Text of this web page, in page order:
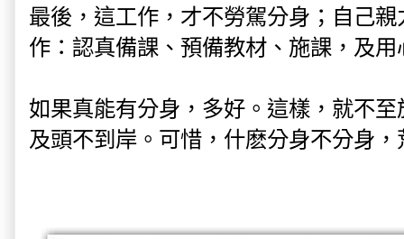
最後，這工作，才不勞駕分身；自己
作：認真備課、預備教材、施課，及
如果真能有分身，多好。這樣，就不
及頭不到岸。可惜，什麽分身不分身